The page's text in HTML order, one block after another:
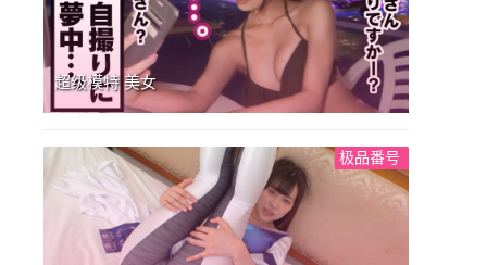
超级模特 美女
极品番号